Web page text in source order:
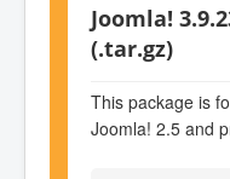
Joomla!
(.tar.gz)
This package is
Joomla! 2.5 and